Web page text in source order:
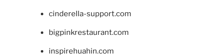
cinderella-support.com
bigpinkrestaurant.com
inspirehuahin.com